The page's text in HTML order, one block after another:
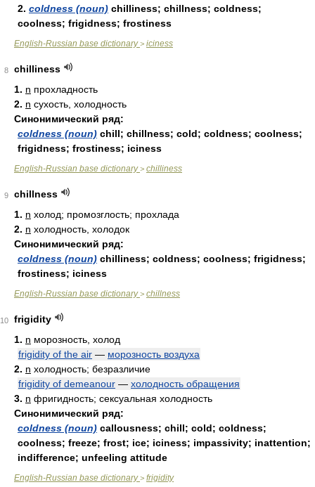
2. coldness (noun) chilliness; chillness; coldness;
coolness; frigidness; frostiness
English-Russian base dictionary> iciness
8
chilliness
1. n прохладность
2. n сухость, холодность
Синонимический ряд:
coldness (noun) chill; chillness; cold; coldness; coolness;
frigidness; frostiness; iciness
English-Russian base dictionary> chilliness
9
chillness
1. n холод; промозглость; прохлада
2. n холодность, холодок
Синонимический ряд:
coldness (noun) chilliness; coldness; coolness; frigidness;
frostiness; iciness
English-Russian base dictionary> chillness
10
frigidity
1. n морозность, холод
frigidity of the air — морозность воздуха
2. n холодность; безразличие
frigidity of demeanour — холодность обращения
3. n фригидность; сексуальная холодность
Синонимический ряд:
coldness (noun) callousness; chill; cold; coldness;
coolness; freeze; frost; ice; iciness; impassivity; inattention;
indifference; unfeeling attitude
English-Russian base dictionary> frigidity